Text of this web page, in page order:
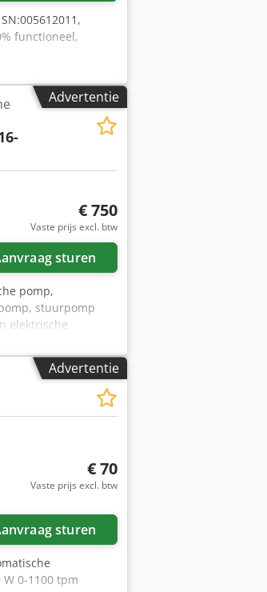
functioneel,
Advertentie
€ 750
Vaste prijs excl. btw
sturen
pomp,
stuurpomp
elektrische
Type GP 116-14/5.5
Advertentie
€ 70
Vaste prijs excl. btw
sturen
0-1100 tpm